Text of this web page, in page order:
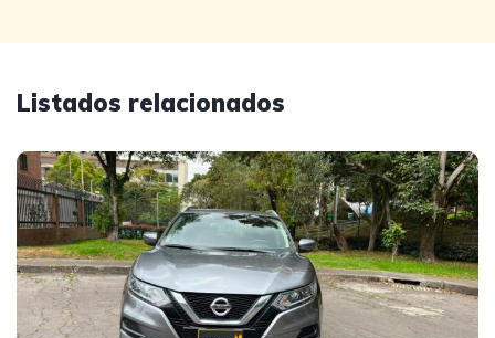
Listados relacionados